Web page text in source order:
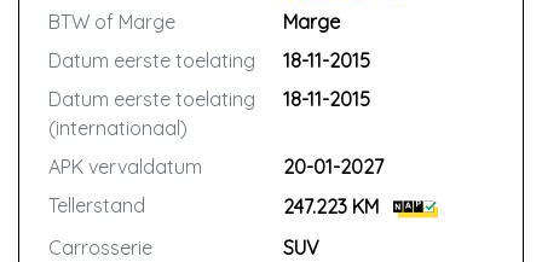
BTW of Marge
Marge
Datum eerste toelating
18-11-2015
Datum eerste toelating
(internationaal)
18-11-2015
APK vervaldatum
20-01-2027
Tellerstand
247.223 KM
Carrosserie
SUV